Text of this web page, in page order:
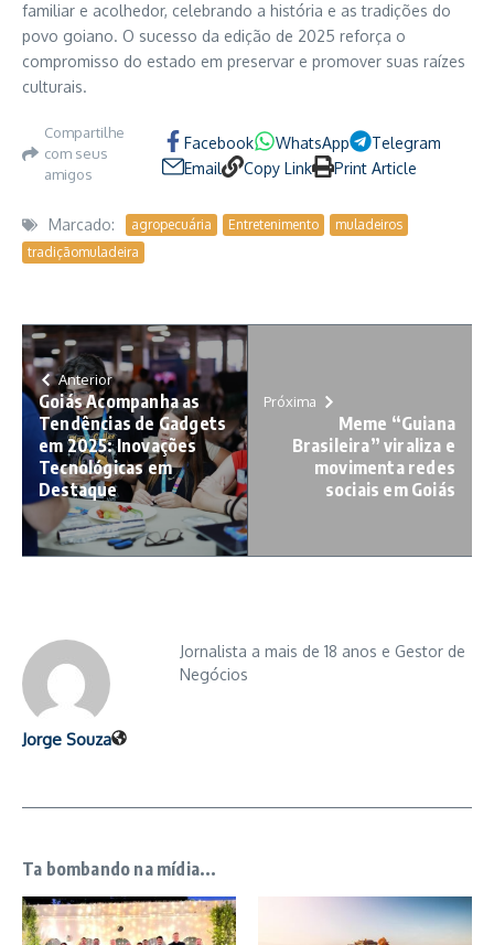
familiar e acolhedor, celebrando a história e as tradições do
povo goiano. O sucesso da edição de 2025 reforça o
compromisso do estado em preservar e promover suas raízes
culturais.
Compartilhe
com seus
amigos
Facebook WhatsApp
Telegram
Email
Copy Link Print Article
Marcado: agropecuária Entretenimento
muladeiros
tradiçãomuladeira
Anterior
Goiás Acompanha as
Tendências de Gadgets
em 2025: Inovações
Tecnológicas em
Destaque
Próxima
Meme “Guiana
Brasileira” viraliza e
movimenta redes
sociais em Goiás
Jorge Souza
Jornalista a mais de 18 anos e Gestor de
Negócios
Ta bombando na mídia...